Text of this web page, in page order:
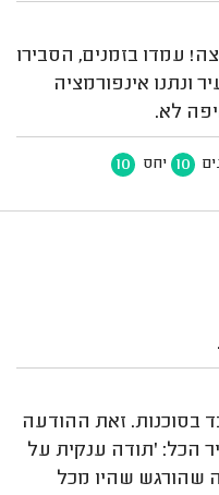
עמדו בזמנים, הסבירו
ונתנו אינפורמציה
לא.
10 יחס 10
בסוכנות. זאת ההודעה
הכל: 'תודה ענקית על
שהורגש שהיו מכל